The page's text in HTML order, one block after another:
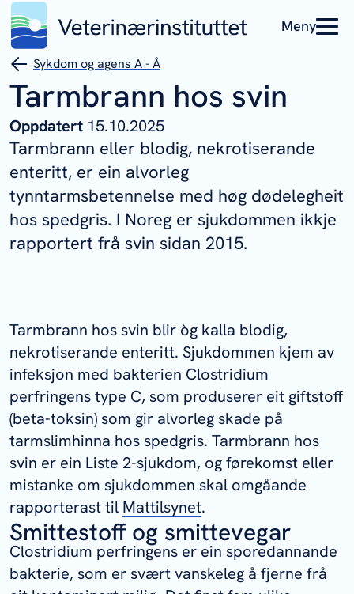
Meny
Sykdom og agens A - Å
Tarmbrann hos svin
Oppdatert 15.10.2025
Tarmbrann eller blodig, nekrotiserande
enteritt, er ein alvorleg
tynntarmsbetennelse med høg dødelegheit
hos spedgris. I Noreg er sjukdommen ikkje
rapportert frå svin sidan 2015.
Tarmbrann hos svin blir òg kalla blodig,
nekrotiserande enteritt. Sjukdommen kjem av
infeksjon med bakterien Clostridium
perfringenstype C, som produserer eit giftstoff
(beta-toksin) som gir alvorleg skade på
tarmslimhinna hos spedgris. Tarmbrann hos
svin er ein Liste 2-sjukdom, og førekomst eller
mistanke om sjukdommen skal omgåande
rapporterast til Mattilsynet.
Smittestoff og smittevegar
Clostridium perfringens er ein sporedannande
bakterie, som er svært vanskeleg å fjerne frå